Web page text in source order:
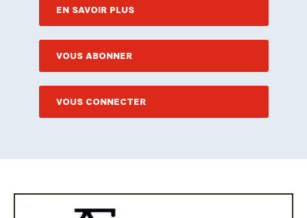
EN SAVOIR PLUS
VOUS ABONNER
VOUS CONNECTER